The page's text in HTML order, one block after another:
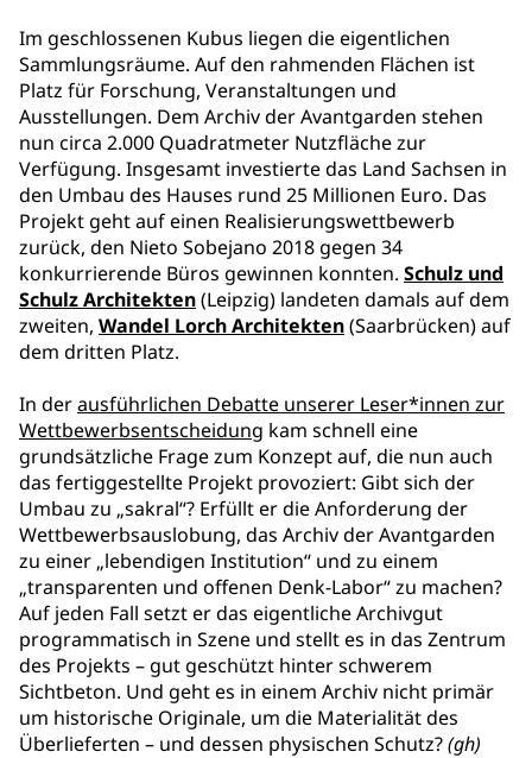
Im geschlossenen Kubus liegen die eigentlichen
Sammlungsräume. Auf den rahmenden Flächen ist
Platz für Forschung, Veranstaltungen und
Ausstellungen. Dem Archiv der Avantgarden stehen
nun circa 2.000 Quadratmeter Nutzfläche zur
Verfügung. Insgesamt investierte das Land Sachsen in
den Umbau des Hauses rund 25 Millionen Euro. Das
Projekt geht auf einen Realisierungswettbewerb
zurück, den Nieto Sobejano 2018 gegen 34
konkurrierende Büros gewinnen konnten. Schulz und
Schulz Architekten(Leipzig) landeten damals auf dem
zweiten, Wandel Lorch Architekten(Saarbrücken) auf
dem dritten Platz.
In derausführlichen Debatte unserer Leser*innen zur
Wettbewerbsentscheidung kam schnell eine
grundsätzliche Frage zum Konzept auf, die nun auch
das fertiggestellte Projekt provoziert: Gibt sich der
Umbau zu „sakral“? Erfüllt er die Anforderung der
Wettbewerbsauslobung, das Archiv der Avantgarden
zu einer „lebendigen Institution“ und zu einem
„transparenten und offenen Denk-Labor“ zu machen?
Auf jeden Fall setzt er das eigentliche Archivgut
programmatisch in Szene und stellt es in das Zentrum
des Projekts – gut geschützt hinter schwerem
Sichtbeton. Und geht es in einem Archiv nicht primär
um historische Originale, um die Materialität des
Überlieferten – und dessen physischen Schutz?(gh)